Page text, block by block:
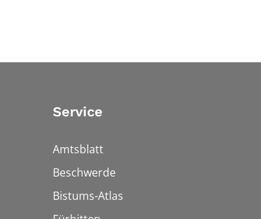
Service
Amtsblatt
Beschwerde
Bistums-Atlas